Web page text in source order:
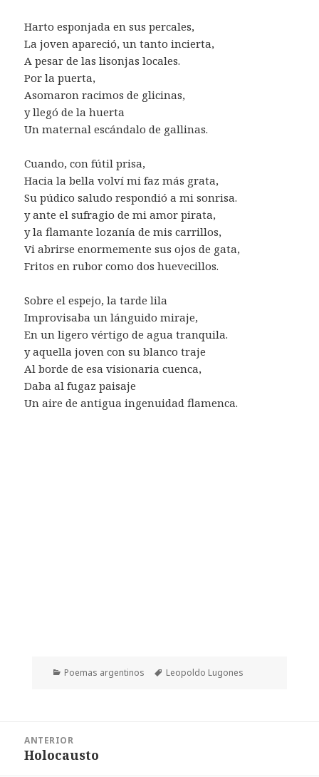
Harto esponjada en sus percales,
La joven apareció, un tanto incierta,
A pesar de las lisonjas locales.
Por la puerta,
Asomaron racimos de glicinas,
y llegó de la huerta
Un maternal escándalo de gallinas.
Cuando, con fútil prisa,
Hacia la bella volví mi faz más grata,
Su púdico saludo respondió a mi sonrisa.
y ante el sufragio de mi amor pirata,
y la flamante lozanía de mis carrillos,
Vi abrirse enormemente sus ojos de gata,
Fritos en rubor como dos huevecillos.
Sobre el espejo, la tarde lila
Improvisaba un lánguido miraje,
En un ligero vértigo de agua tranquila.
y aquella joven con su blanco traje
Al borde de esa visionaria cuenca,
Daba al fugaz paisaje
Un aire de antigua ingenuidad flamenca.
Categorías
Poemas argentinos Etiquetas
Leopoldo Lugones
entradas
ANTERIOR
Entrada
Holocausto